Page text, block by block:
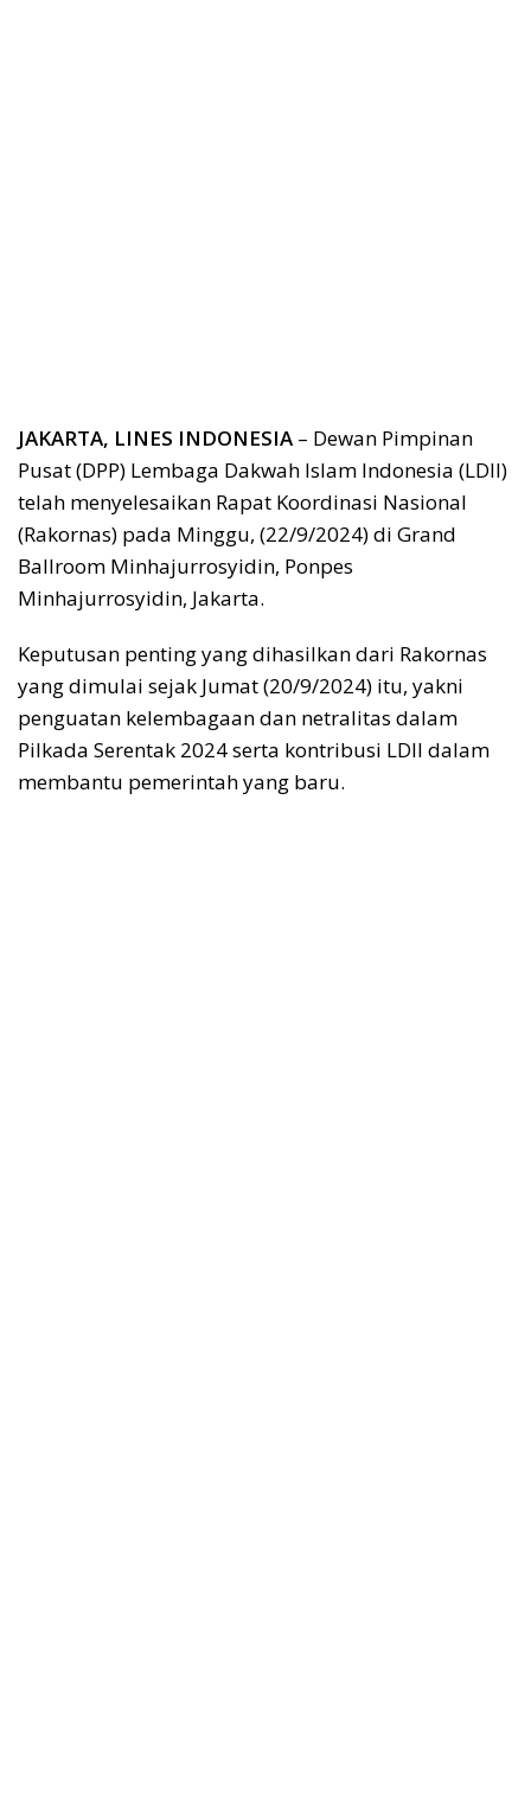
JAKARTA, LINES INDONESIA – Dewan Pimpinan
Pusat (DPP) Lembaga Dakwah Islam Indonesia (LDII)
telah menyelesaikan Rapat Koordinasi Nasional
(Rakornas) pada Minggu, (22/9/2024) di Grand
Ballroom Minhajurrosyidin, Ponpes
Minhajurrosyidin, Jakarta.
Keputusan penting yang dihasilkan dari Rakornas
yang dimulai sejak Jumat (20/9/2024) itu, yakni
penguatan kelembagaan dan netralitas dalam
Pilkada Serentak 2024 serta kontribusi LDII dalam
membantu pemerintah yang baru.